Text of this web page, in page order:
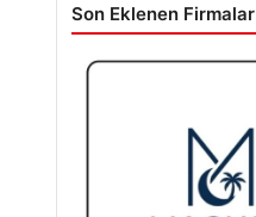
Son Eklenen Firmalar